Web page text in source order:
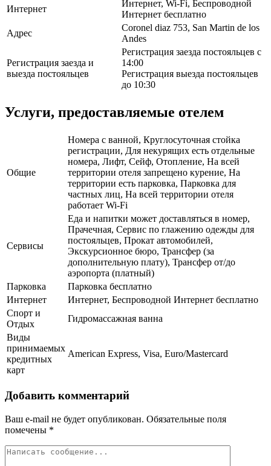
Интернет
Интернет, Wi-Fi, Беспроводной
Интернет бесплатно
Адрес
Coronel diaz 753, San Martin de los
Andes
Регистрация заезда и
выезда постояльцев
Регистрация заезда постояльцев с
14:00
Регистрация выезда постояльцев
до 10:30
Услуги, предоставляемые отелем
Общие
Номера с ванной, Круглосуточная стойка
регистрации, Для некурящих есть отдельные
номера, Лифт, Сейф, Отопление, На всей
территории отеля запрещено курение, На
территории есть парковка, Парковка для
частных лиц, На всей территории отеля
работает Wi-Fi
Сервисы
Еда и напитки может доставляться в номер,
Прачечная, Сервис по глажению одежды для
постояльцев, Прокат автомобилей,
Экскурсионное бюро, Трансфер (за
дополнительную плату), Трансфер от/до
аэропорта (платный)
Парковка
Парковка бесплатно
Интернет
Интернет, Беспроводной Интернет бесплатно
Спорт и
Отдых
Гидромассажная ванна
Виды
принимаемых
кредитных
карт
American Express, Visa, Euro/Mastercard
Добавить комментарий
Ваш e-mail не будет опубликован. Обязательные поля
помечены *